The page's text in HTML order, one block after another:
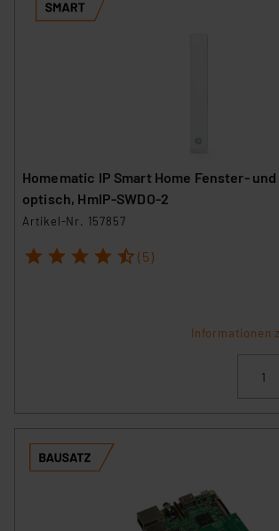
Homematic IP Smart Home Fenster-
optisch, HmIP-SWDO-2
Artikel-Nr. 157857
1 2 3 4 5 (5)
Informationen